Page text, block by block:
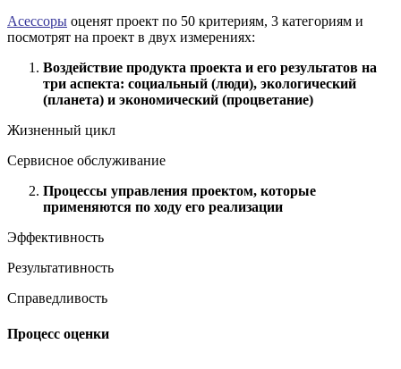
Асессоры оценят проект по 50 критериям, 3 категориям и
посмотрят на проект в двух измерениях:
Воздействие продукта проекта и его результатов на
три аспекта: социальный (люди), экологический
(планета) и экономический (процветание)
Жизненный цикл
Сервисное обслуживание
Процессы управления проектом, которые
применяются по ходу его реализации
Эффективность
Результативность
Справедливость
Процесс оценки